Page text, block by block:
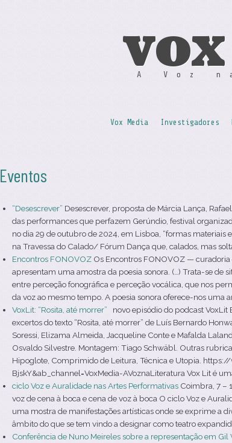
A Voz
Vox Media Investigadores
Eventos
“Desescrever” Desescrever, proposta de Márcia Lança,
das performances que perfazem Gerúndio, festival
no dia 29 de outubro de 2024, em Lisboa, “formas materiais
na Travessa do Calado/ Fórum Dança que, calados, mas
Encontros FONOVOZ Os Encontros FONOVOZ —
apresentam uma amostra da poesia sonora. (…) Trata-se de
entre perceção fonográfica e perceção vocálica, que nos
da voz ao mesmo tempo. A poesia sonora oferece-nos uma
VoxLit: “Rosita, até morrer” novo episódio do podcast
excertos do texto “Rosita, até morrer” de Luís Bernardo
Soressi, Elizama Almeida, Jacqueline Conte e Mafalda
Osvaldo Silvestre. Montagem: Tiago Schwäbl. Outras
Hipoglote, Comprimido de Leitura, Técnica e Utopia.
BjskY&ab_channel=VoxMedia-AVoznaLiteratura Vox Lit é
ciclo Voz e Auralidade nas Artes Performativas Coimbra, 7 –
voz de cena à boca e cena de voz à boca O ciclo Voz e
uma mostra de manifestações artísticas onde se exprime a
âmbito do que se tem vindo a designar como teatro
Conferência de Nuno Meireles sobre a representação em Gil